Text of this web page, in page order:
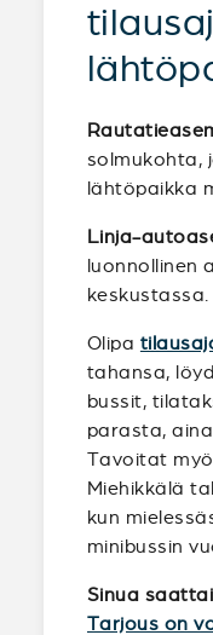
solmukohta,
lähtöpaikka
Linja-
luonnollinen
keskustassa.
Olipa
tahansa,
bussit,
parasta,
Tavoitat
Miehikkälä
kun
minibussin
Sinua
Tarjous on